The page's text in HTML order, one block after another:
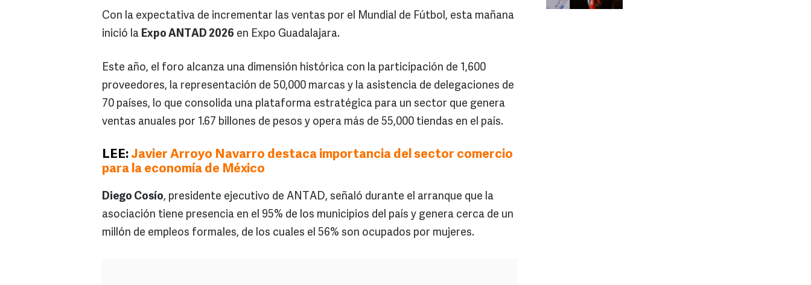
Con la expectativa de incrementar las ventas por el Mundial de Fútbol, esta mañana
inició la Expo ANTAD 2026 en Expo Guadalajara.
Este año, el foro alcanza una dimensión histórica con la participación de 1,600
proveedores, la representación de 50,000 marcas y la asistencia de delegaciones de
70 países, lo que consolida una plataforma estratégica para un sector que genera
ventas anuales por 1.67 billones de pesos y opera más de 55,000 tiendas en el país.
LEE: Javier Arroyo Navarro destaca importancia del sector comercio
para la economía de México
Diego Cosío, presidente ejecutivo de ANTAD, señaló durante el arranque que la
asociación tiene presencia en el 95% de los municipios del país y genera cerca de un
millón de empleos formales, de los cuales el 56% son ocupados por mujeres.